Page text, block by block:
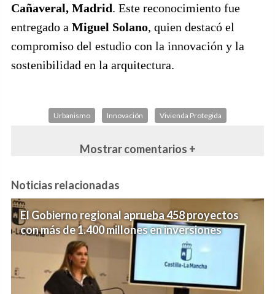
Cañaveral, Madrid. Este reconocimiento fue
entregado a Miguel Solano, quien destacó el
compromiso del estudio con la innovación y la
sostenibilidad en la arquitectura.
Urbanismo Innovación Vivienda Protegida
Mostrar comentarios +
Noticias relacionadas
El Gobierno regional aprueba 458 proyectos
con más de 1.400 millones en inversiones